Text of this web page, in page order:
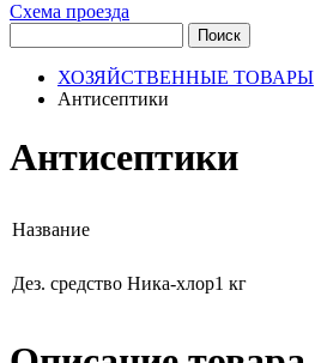
Схема проезда
ХОЗЯЙСТВЕННЫЕ ТОВАРЫ
Антисептики
Антисептики
Название
Дез. средство Ника-хлор1 кг